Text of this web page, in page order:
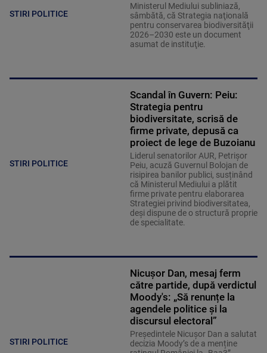
STIRI POLITICE
Ministerul Mediului subliniază,
sâmbătă, că Strategia naţională
pentru conservarea biodiversităţii
2026–2030 este un document
asumat de instituţie.
STIRI POLITICE
Scandal în Guvern: Peiu:
Strategia pentru
biodiversitate, scrisă de
firme private, depusă ca
proiect de lege de Buzoianu
Liderul senatorilor AUR, Petrișor
Peiu, acuză Guvernul Bolojan de
risipirea banilor publici, susținând
că Ministerul Mediului a plătit
firme private pentru elaborarea
Strategiei privind biodiversitatea,
deși dispune de o structură proprie
de specialitate.
STIRI POLITICE
Nicușor Dan, mesaj ferm
către partide, după verdictul
Moody's: „Să renunțe la
agendele politice şi la
discursul electoral”
Președintele Nicușor Dan a salutat
decizia Moody’s de a menține